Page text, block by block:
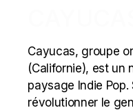
Cayucas, groupe
(Californie), est un
paysage Indie
révolutionner le